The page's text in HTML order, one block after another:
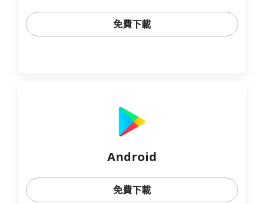
免費下載
Android
免費下載